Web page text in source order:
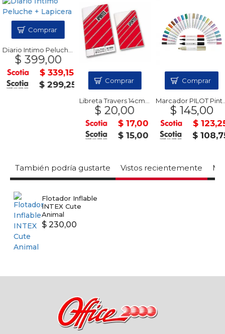
Diario Intimo Peluche + Lapicera
$ 399,00
$ 339,15
$ 299,25
Comprar
Libreta Travers 14cm 30Hs KLIP
$ 20,00
$ 17,00
$ 15,00
Comprar
Marcador PILOT Pintor 1.0
$ 145,00
$ 123,25
$
Comprar
También podría gustarte Vistos recientemente
Flotador Inflable
INTEX Cute
Animal
$ 230,00